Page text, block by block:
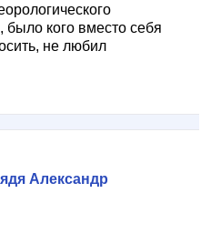
кого вместо себя
не любил
Александр